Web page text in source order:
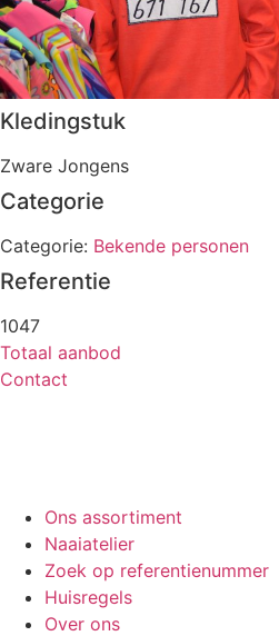
Kledingstuk
Zware Jongens
Categorie
Categorie: Bekende personen
Referentie
1047
Totaal aanbod
Contact
Ons assortiment
Naaiatelier
Zoek op referentienummer
Huisregels
Over ons